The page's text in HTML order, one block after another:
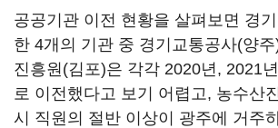
공공기관 이전 현황을 살펴보면 경
한 4개의 기관 중 경기교통공사(양주
진흥원(김포)은 각각 2020년, 2021
로 이전했다고 보기 어렵고, 농수산
시 직원의 절반 이상이 광주에 거주